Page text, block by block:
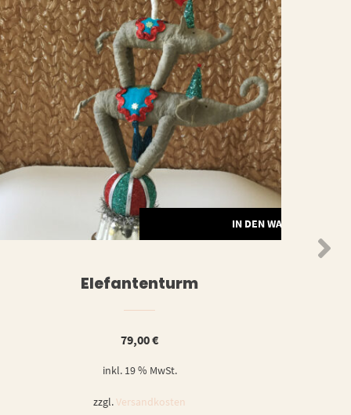
IN DEN WARENKORB
Elefantenturm
79,00€
inkl. 19 % MwSt.
zzgl.Versandkosten